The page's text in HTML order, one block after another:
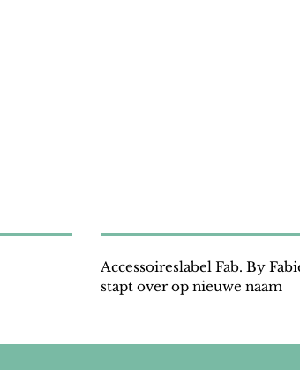
Accessoireslabel Fab. By Fabienne
stapt over op nieuwe naam